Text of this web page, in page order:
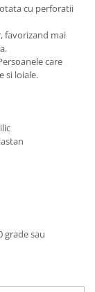
cu perforatii
favorizand mai
care
si loiale.
grade sau